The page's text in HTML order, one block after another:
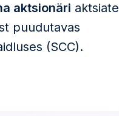
aktsionäri aktsiate
puudutavas
(SCC).